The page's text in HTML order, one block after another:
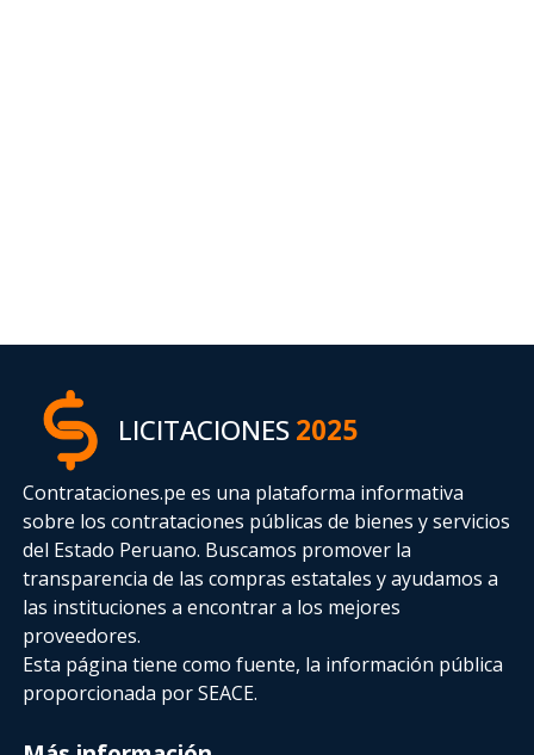
LICITACIONES2025
Contrataciones.pe es una plataforma informativa
sobre los contrataciones públicas de bienes y servicios
del Estado Peruano. Buscamos promover la
transparencia de las compras estatalesy ayudamos a
las instituciones a encontrar a los mejores
proveedores.
Esta página tiene como fuente, la información pública
proporcionada por SEACE.